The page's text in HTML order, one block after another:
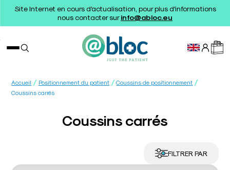
Site Internet en cours d'actualisation, pour plus d'informations
nous contacter surinfo@abloc.eu
Accueil / Positionnement du patient / Coussins de positionnement /
Coussins carrés
Coussins carrés
FILTRER PAR